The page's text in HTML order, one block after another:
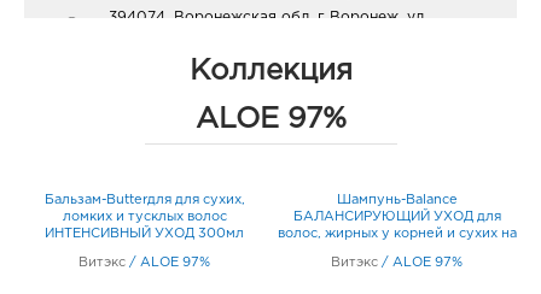
394074, Воронежская обл, г Воронеж, ул
График работы:9:00 - 21:00
График работы:
10:00 - 20:00
Коллекция
ALOE 97%
Бальзам-Butterдля для сухих,
ломких и тусклых волос
ИНТЕНСИВНЫЙ УХОД 300мл
Витэкс / ALOE 97%
Шампунь-Balance
БАЛАНСИРУЮЩИЙ УХОД для
волос, жирных у корней и сухих на
Витэкс / ALOE 97%